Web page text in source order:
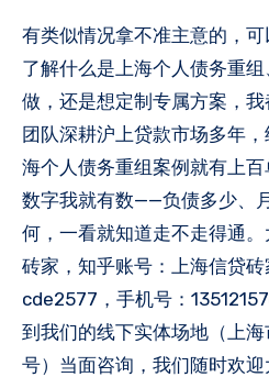
有类似情况拿不准主意的，
了解什么是上海个人债务重
做，还是想定制专属方案，
团队深耕沪上贷款市场多年
海个人债务重组案例就有上
数字我就有数——负债多少、
何，一看就知道走不走得通
砖家，知乎账号：上海信贷砖
cde2577，手机号：
到我们的线下实体场地（上
号）当面咨询，我们随时欢